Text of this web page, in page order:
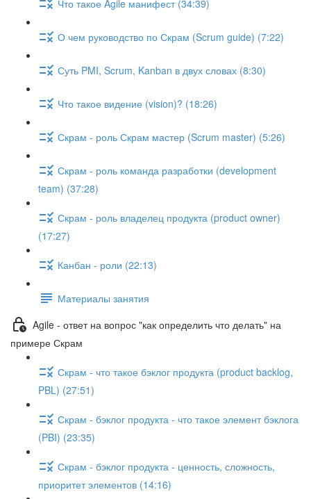
Что такое Agile манифест (34:39)
О чем руководство по Скрам (Scrum guide) (7:22)
Суть PMI, Scrum, Kanban в двух словах (8:30)
Что такое видение (vision)? (18:26)
Скрам - роль Скрам мастер (Scrum master) (5:26)
Скрам - роль команда разработки (development
team) (37:28)
Скрам - роль владелец продукта (product owner)
(17:27)
Канбан - роли (22:13)
Материалы занятия
Agile - ответ на вопрос "как определить что делать" на
примере Скрам
Скрам - что такое бэклог продукта (product backlog,
PBL) (27:51)
Скрам - бэклог продукта - что такое элемент бэклога
(PBI) (23:35)
Скрам - бэклог продукта - ценность, сложность,
приоритет элементов (14:16)